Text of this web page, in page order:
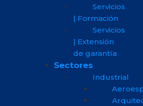
Servicios
| Formación
Servicios
| Extensión
de garantía
Sectores
Industrial